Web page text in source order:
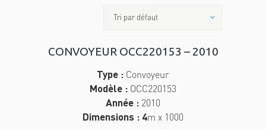
Tri par défaut
CONVOYEUR OCC220153 – 2010
Type : Convoyeur
Modèle : OCC220153
Année : 2010
Dimensions : 4m x 1000